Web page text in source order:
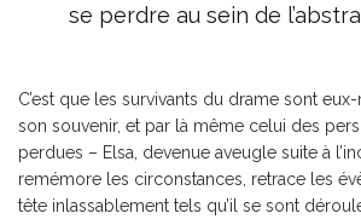
se perdre au sein de
C’est que les survivants du drame sont
son souvenir, et par là même celui des
perdues – Elsa, devenue aveugle suite à
remémore les circonstances, retrace les
tête inlassablement tels qu’il se sont